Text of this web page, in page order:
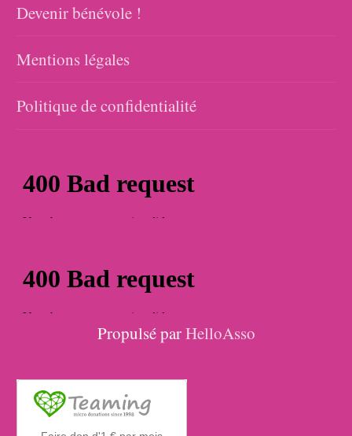
Devenir bénévole !
Mentions légales
Politique de confidentialité
Propulsé parHelloAsso